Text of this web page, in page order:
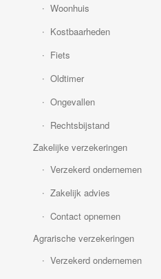
Woonhuis
Kostbaarheden
Fiets
Oldtimer
Ongevallen
Rechtsbijstand
Zakelijke verzekeringen
Verzekerd ondernemen
Zakelijk advies
Contact opnemen
Agrarische verzekeringen
Verzekerd ondernemen